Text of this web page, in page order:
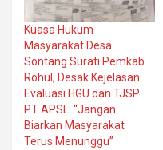
Kuasa Hukum
Masyarakat Desa
Sontang Surati Pemkab
Rohul, Desak Kejelasan
Evaluasi HGU dan TJSP
PT APSL: “Jangan
Biarkan Masyarakat
Terus Menunggu”